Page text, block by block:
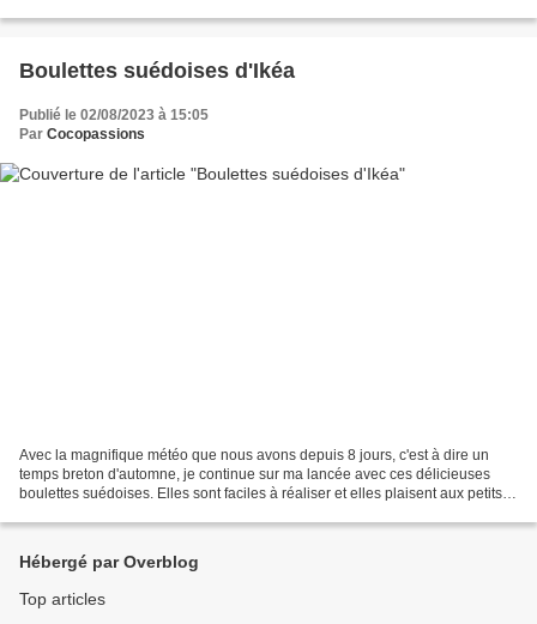
Boulettes suédoises d'Ikéa
Publié le 02/08/2023 à 15:05
Par Cocopassions
Avec la magnifique météo que nous avons depuis 8 jours, c'est à dire un
temps breton d'automne, je continue sur ma lancée avec ces délicieuses
boulettes suédoises. Elles sont faciles à réaliser et elles plaisent aux petits
Hébergé par Overblog
Top articles